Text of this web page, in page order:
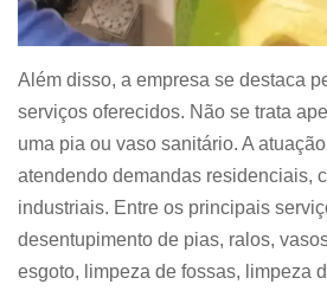
Além disso, a empresa se destaca
serviços oferecidos. Não se trata
uma pia ou vaso sanitário. A
atendendo demandas residenciais,
industriais. Entre os principais
desentupimento de pias, ralos,
esgoto, limpeza de fossas, limpeza